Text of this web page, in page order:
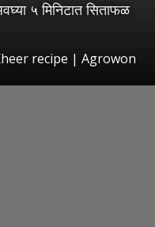
५ मिनिटात सिताफळ
recipe | Agrowon